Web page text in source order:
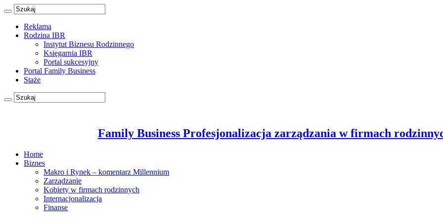
Reklama
Rodzina IBR
Instytut Biznesu Rodzinnego
Księgarnia IBR
Portal sukcesyjny
Portal Family Business
Staże
Family Business Profesjonalizacja zarządzania w firmach
Home
Biznes
Makro i Rynek – komentarz Millennium
Zarządzanie
Kobiety w firmach rodzinnych
Internacjonalizacja
Finanse